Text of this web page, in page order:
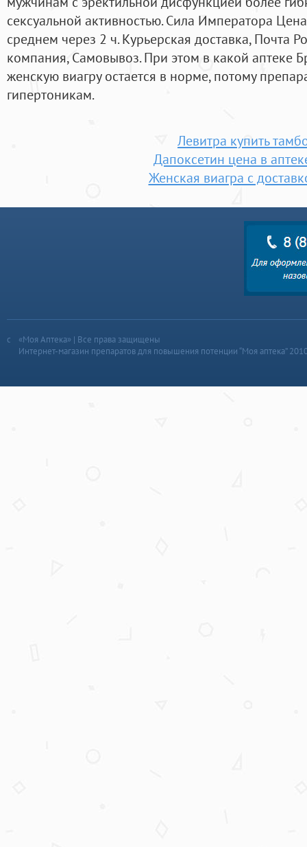
сексуальной активностью. Сила Императора
среднем через 2 ч. Курьерская доставка, Почта
компания, Самовывоз. При этом в какой аптеке
женскую виагру остается в норме, потому
гипертоникам.
Левитра купить
Дапоксетин цена в
Женская виагра с
«Моя Аптека» | Все права защищены
Интернет-магазин препаратов для повышения потенции “Моя аптека”